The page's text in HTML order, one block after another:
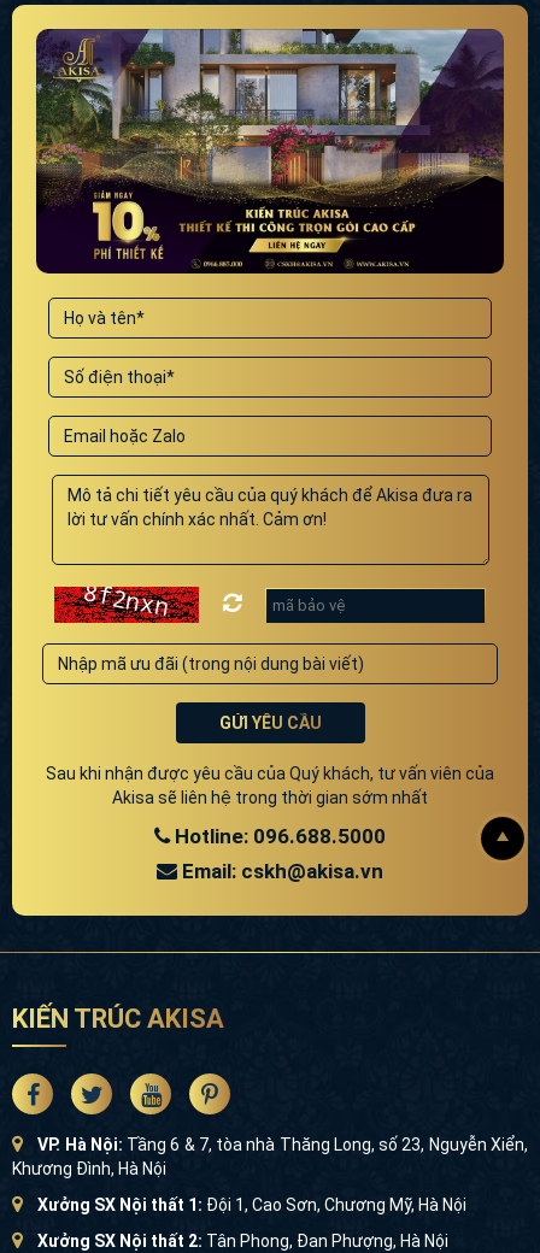
GỬI YÊU CẦU
Sau khi nhận được yêu cầu của Quý khách, tư vấn viên của
Akisa sẽ liên hệ trong thời gian sớm nhất
Hotline: 096.688.5000
Email: cskh@akisa.vn
KIẾN TRÚC AKISA
VP. Hà Nội: Tầng 6 & 7, tòa nhà Thăng Long, số 23, Nguyễn Xiển,
Khương Đình, Hà Nội
Xưởng SX Nội thất 1: Đội 1, Cao Sơn, Chương Mỹ, Hà Nội
Xưởng SX Nội thất 2: Tân Phong, Đan Phượng, Hà Nội